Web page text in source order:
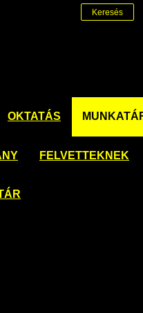
Keresés
OKTATÁS
FELVETTEKNEK